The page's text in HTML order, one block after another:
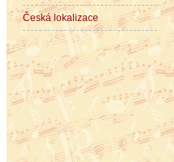
Česká lokalizace